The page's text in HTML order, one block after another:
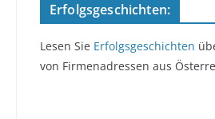
Erfolgsgeschichten:
Lesen Sie Erfolgsgeschichten
von Firmenadressen aus